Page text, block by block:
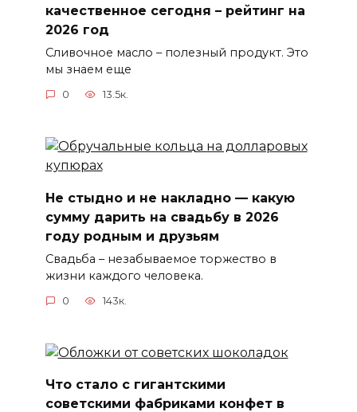
качественное сегодня – рейтинг на
2026 год
Сливочное масло – полезный продукт. Это
мы знаем еще
0 13.5к.
Не стыдно и не накладно — какую
сумму дарить на свадьбу в 2026
году родным и друзьям
Свадьба – незабываемое торжество в
жизни каждого человека.
0 143к.
Что стало с гигантскими
советскими фабриками конфет в